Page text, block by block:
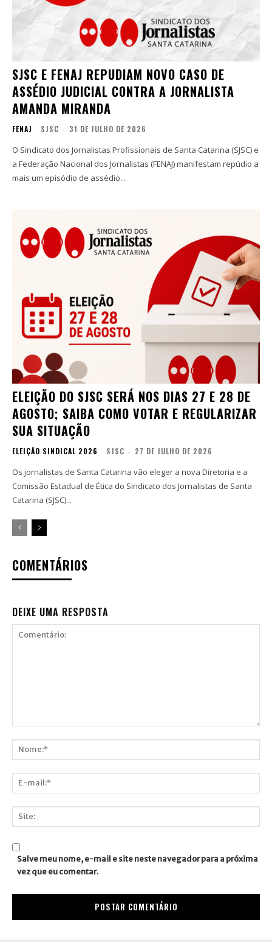
SJSC E FENAJ REPUDIAM NOVO CASO DE
ASSÉDIO JUDICIAL CONTRA A JORNALISTA
AMANDA MIRANDA
FENAJ SJSC - 31 DE JULHO DE 2026
O Sindicato dos Jornalistas Profissionais de Santa Catarina (SJSC) e
a Federação Nacional dos Jornalistas (FENAJ) manifestam repúdio a
mais um episódio de assédio...
ELEIÇÃO DO SJSC SERÁ NOS DIAS 27 E 28 DE
AGOSTO; SAIBA COMO VOTAR E REGULARIZAR
SUA SITUAÇÃO
ELEIÇÃO SINDICAL 2026 SJSC - 27 DE JULHO DE 2026
Os jornalistas de Santa Catarina vão eleger a nova Diretoria e a
Comissão Estadual de Ética do Sindicato dos Jornalistas de Santa
Catarina (SJSC)...
COMENTÁRIOS
DEIXE UMA RESPOSTA
mail:*
Salve meu nome, e-mail e site neste navegador para a próxima
vez que eu comentar.